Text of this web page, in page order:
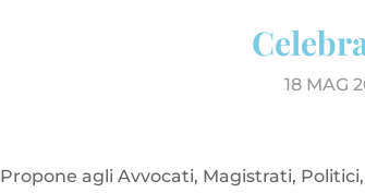
18 MAG
Propone agli Avvocati, Magistrati,